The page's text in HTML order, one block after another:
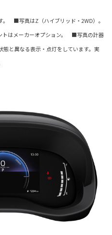
。 ■写真はZ（ハイブリッド・2WD）。
トはメーカーオプション。 ■写真の計器
と異なる表示・点灯をしています。実